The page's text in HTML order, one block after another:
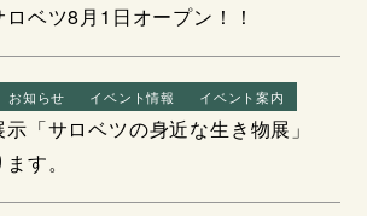
ベツ8月1日オープン！！
お知らせ イベント情報 イベント案内
「サロベツの身近な生き物展」
す。